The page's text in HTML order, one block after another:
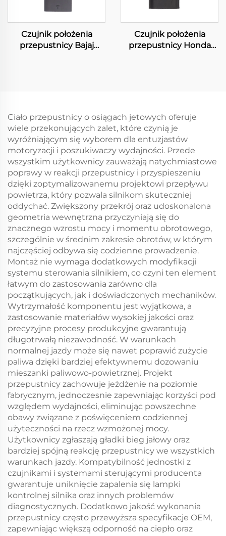
Czujnik położenia
przepustnicy Bajaj
Czujnik położenia
przepustnicy Honda
Ciało przepustnicy o osiągach jetowych oferuje
wiele przekonujących zalet, które czynią je
wyróżniającym się wyborem dla entuzjastów
motoryzacji i poszukiwaczy wydajności. Przede
wszystkim użytkownicy zauważają natychmiastowe
poprawy w reakcji przepustnicy i przyspieszeniu
dzięki zoptymalizowanemu projektowi przepływu
powietrza, który pozwala silnikom skuteczniej
oddychać. Zwiększony przekrój oraz udoskonalona
geometria wewnętrzna przyczyniają się do
znacznego wzrostu mocy i momentu obrotowego,
szczególnie w średnim zakresie obrotów, w którym
najczęściej odbywa się codzienne prowadzenie.
Montaż nie wymaga dodatkowych modyfikacji
systemu sterowania silnikiem, co czyni ten element
łatwym do zastosowania zarówno dla
początkujących, jak i doświadczonych mechaników.
Wytrzymałość komponentu jest wyjątkowa, a
zastosowanie materiałów wysokiej jakości oraz
precyzyjne procesy produkcyjne gwarantują
długotrwałą niezawodność. W warunkach
normalnej jazdy może się nawet poprawić zużycie
paliwa dzięki bardziej efektywnemu dozowaniu
mieszanki paliwowo-powietrznej. Projekt
przepustnicy zachowuje jeżdżenie na poziomie
fabrycznym, jednoczesnie zapewniając korzyści pod
względem wydajności, eliminując powszechne
obawy związane z poświęceniem codziennej
użyteczności na rzecz wzmożonej mocy.
Użytkownicy zgłaszają gładki bieg jałowy oraz
bardziej spójną reakcję przepustnicy we wszystkich
warunkach jazdy. Kompatybilność jednostki z
czujnikami i systemami sterującymi producenta
gwarantuje uniknięcie zapalenia się lampki
kontrolnej silnika oraz innych problemów
diagnostycznych. Dodatkowo jakość wykonania
przepustnicy często przewyższa specyfikacje OEM,
zapewniając większą odporność na ciepło oraz